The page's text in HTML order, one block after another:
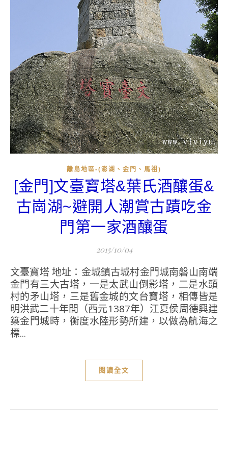
離島地區-(澎湖、金門、馬祖)
[金門]文臺寶塔&葉氏酒釀蛋&
古崗湖~避開人潮賞古蹟吃金
門第一家酒釀蛋
2015/10/04
文臺寶塔 地址：金城鎮古城村金門城南磐山南端
金門有三大古塔，一是太武山倒影塔，二是水頭
村的矛山塔，三是舊金城的文台寶塔，相傳皆是
明洪武二十年間（西元1387年）江夏侯周德興建
築金門城時，衡度水陸形勢所建，以做為航海之
標...
閱讀全文